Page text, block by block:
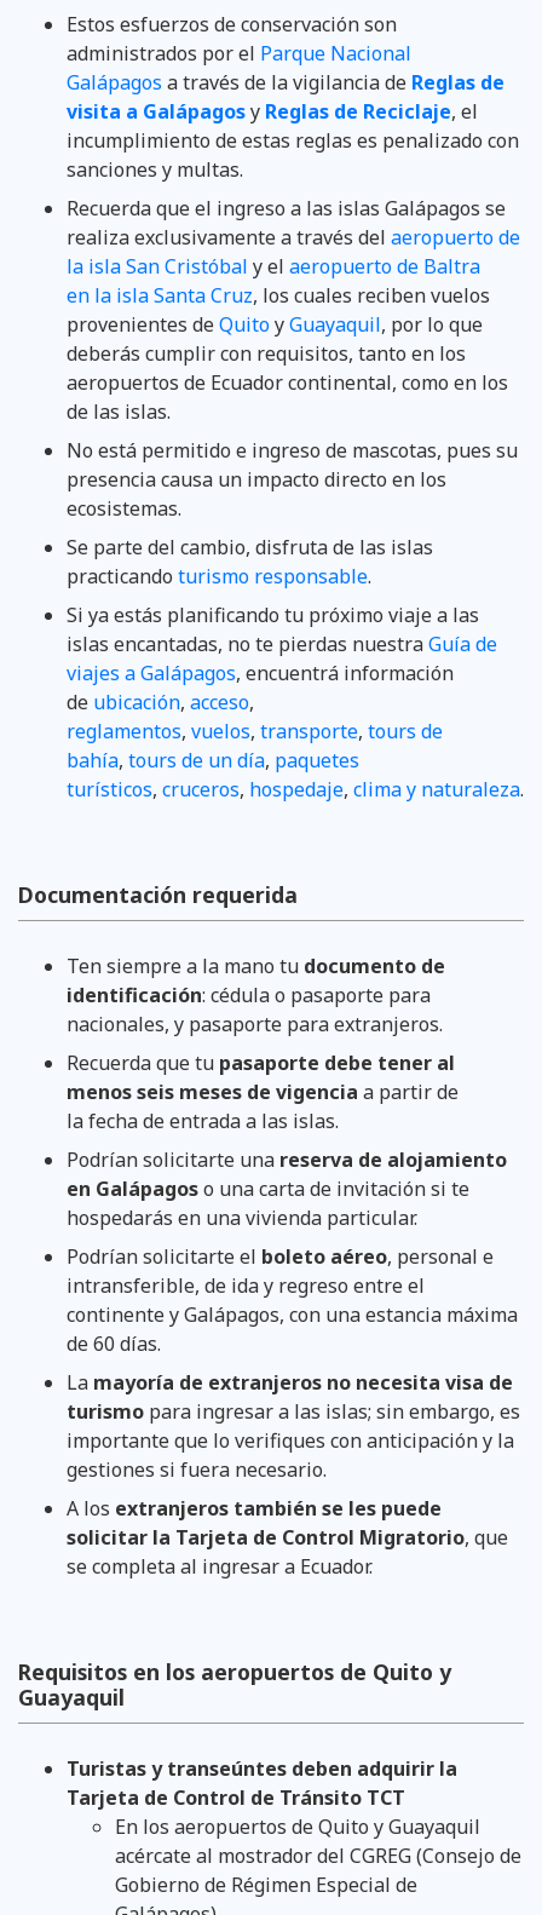
Estos esfuerzos de conservación son
administrados por el Parque Nacional
Galápagos a través de la vigilancia de Reglas de
visita a Galápagosy Reglas de Reciclaje, el
incumplimiento de estas reglas es penalizado con
sanciones y multas.
Recuerda que el ingreso a las islas Galápagos se
realiza exclusivamente a través del aeropuerto de
la isla San Cristóbal y el aeropuerto de Baltra
en la isla Santa Cruz, los cuales reciben vuelos
provenientes deQuitoyGuayaquil, por lo que
deberás cumplir con requisitos, tanto en los
aeropuertos de Ecuador continental, como en los
de las islas.
No está permitido e ingreso de mascotas, pues su
presencia causa un impacto directo en los
ecosistemas.
Se parte del cambio, disfruta de las islas
practicando turismo responsable.
Si ya estás planificando tu próximo viaje a las
islas encantadas, no te pierdas nuestraGuía de
viajes a Galápagos, encuentrá información
de ubicación, acceso,
reglamentos, vuelos, transporte, tours de
bahía, tours de un día, paquetes
turísticos, cruceros, hospedaje, clima y naturaleza.
Documentación requerida
Ten siempre a la mano tu documento de
identificación: cédula o pasaporte para
nacionales, y pasaporte para extranjeros.
Recuerda que tu pasaporte debe tener al
menos seis meses de vigencia a partir de
la fecha de entrada a las islas.
Podrían solicitarte una reserva de alojamiento
en Galápagoso una carta de invitación si te
hospedarás en una vivienda particular.
Podrían solicitarte el boleto aéreo, personal e
intransferible, de ida y regreso entre el
continente y Galápagos, con una estancia máxima
de 60 días.
La mayoría de extranjeros no necesita visa de
turismo para ingresar a las islas; sin embargo, es
importante que lo verifiques con anticipación y la
gestiones si fuera necesario.
A los extranjeros también se les puede
solicitar la Tarjeta de Control Migratorio, que
se completa al ingresar a Ecuador.
Requisitos en los aeropuertos de Quito y
Guayaquil
Turistas y transeúntes deben adquirir la
Tarjeta de Control de Tránsito TCT
En los aeropuertos de Quito y Guayaquil
acércate al mostrador del CGREG (Consejo de
Gobierno de Régimen Especial de